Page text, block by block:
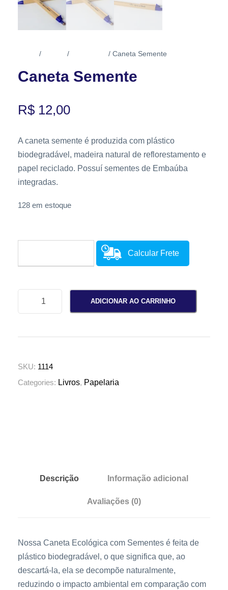
/ / / Caneta Semente
Caneta Semente
R$ 12,00
A caneta semente é produzida com plástico
biodegradável, madeira natural de reflorestamento e
papel reciclado. Possuí sementes de Embaúba
integradas.
128 em estoque
Calcular Frete
e
a
S
i
d
a
d
ADICIONAR AO CARRINHO
SKU: 1114
Categories: Livros, Papelaria
Descrição Informação adicional
Avaliações (0)
Nossa Caneta Ecológica com Sementes é feita de
plástico biodegradável, o que significa que, ao
descartá-la, ela se decompõe naturalmente,
reduzindo o impacto ambiental em comparação com